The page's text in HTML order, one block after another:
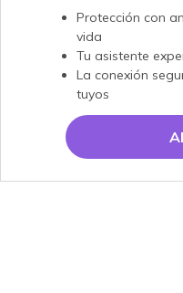
Protección con
vida
Tu asistente
La conexión
tuyos